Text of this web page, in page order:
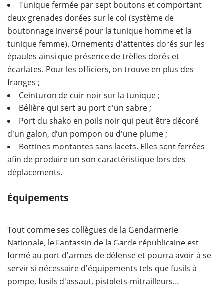
Tunique fermée par sept boutons et comportant
deux grenades dorées sur le col (système de
boutonnage inversé pour la tunique homme et la
tunique femme). Ornements d'attentes dorés sur les
épaules ainsi que présence de trèfles dorés et
écarlates. Pour les officiers, on trouve en plus des
franges ;
Ceinturon de cuir noir sur la tunique ;
Bélière qui sert au port d'un sabre ;
Port du shako en poils noir qui peut être décoré
d'un galon, d'un pompon ou d'une plume ;
Bottines montantes sans lacets. Elles sont ferrées
afin de produire un son caractéristique lors des
déplacements.
Équipements
Tout comme ses collègues de la Gendarmerie
Nationale, le Fantassin de la Garde républicaine est
formé au port d'armes de défense et pourra avoir à se
servir si nécessaire d'équipements tels que fusils à
pompe, fusils d'assaut, pistolets-mitrailleurs…